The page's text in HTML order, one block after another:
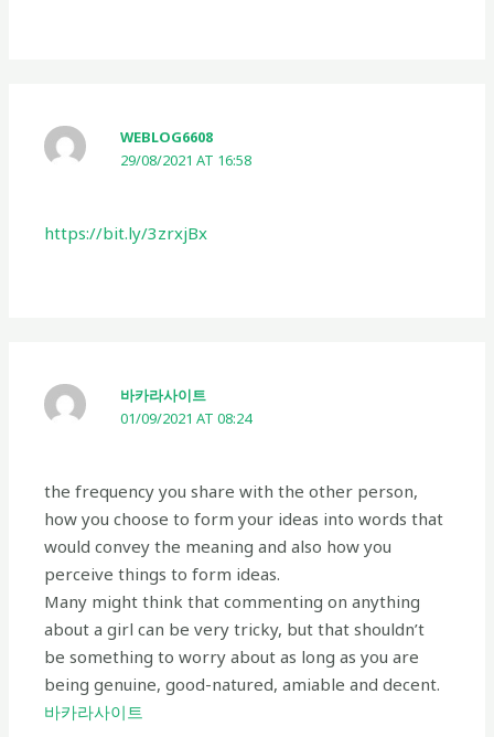
WEBLOG6608
29/08/2021 AT 16:58
https://bit.ly/3zrxjBx
바카라사이트
01/09/2021 AT 08:24
the frequency you share with the other person,
how you choose to form your ideas into words that
would convey the meaning and also how you
perceive things to form ideas.
Many might think that commenting on anything
about a girl can be very tricky, but that shouldn’t
be something to worry about as long as you are
being genuine, good-natured, amiable and decent.
바카라사이트